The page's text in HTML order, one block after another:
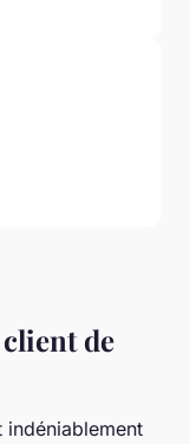
de
indéniablement